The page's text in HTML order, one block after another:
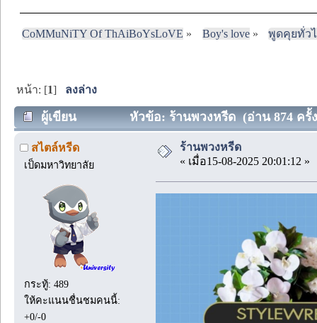
CoMMuNiTY Of ThAiBoYsLoVE » Boy's love» พูดคุยทั่ว
หน้า: [1] ลงล่าง
ผู้เขียน หัวข้อ: ร้านพวงหรีด (อ่าน 874 ครั้
สไตล์หรีด
เป็ดมหาวิทยาลัย
กระทู้: 489
ให้คะแนนชื่นชมคนนี้:
+0/-0
ร้านพวงหรีด
« เมื่อ15-08-2025 20:01:12 »